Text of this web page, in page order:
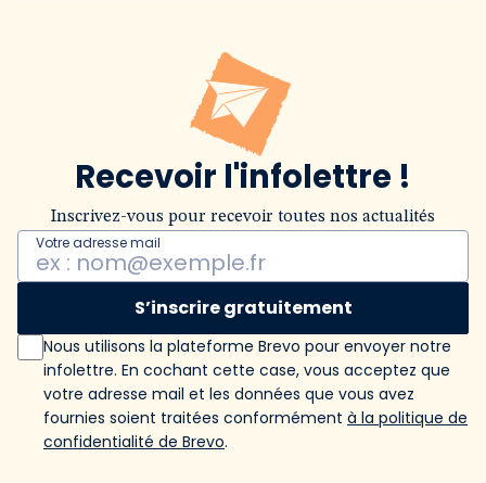
Recevoir l'infolettre !
Inscrivez-vous pour recevoir toutes nos actualités
Votre adresse mail
S’inscrire gratuitement
Nous utilisons la plateforme Brevo pour envoyer notre
infolettre. En cochant cette case, vous acceptez que
votre adresse mail et les données que vous avez
fournies soient traitées conformément à la politique de
confidentialité de Brevo.